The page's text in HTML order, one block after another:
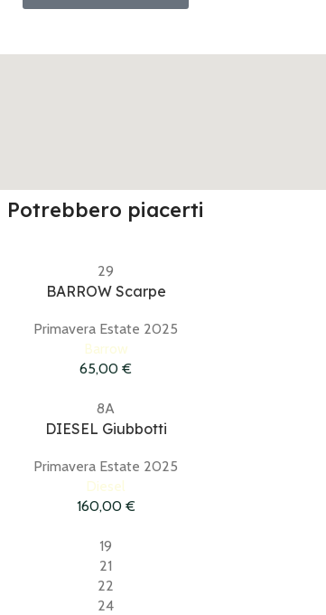
Potrebbero piacerti
29
BARROW Scarpe
Primavera Estate 2025
Barrow
65,00 €
8A
DIESEL Giubbotti
Primavera Estate 2025
Diesel
160,00 €
19
21
22
24